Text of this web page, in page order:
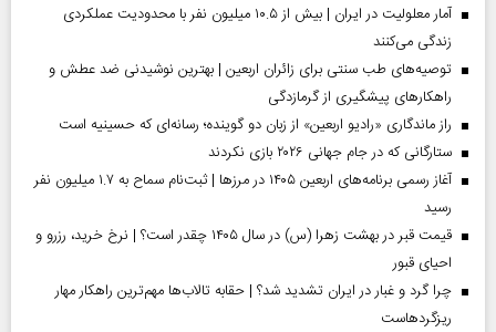
آمار معلولیت در ایران | بیش از ۱۰.۵ میلیون نفر با محدودیت عملکردی
زندگی می‌کنند
توصیه‌های طب سنتی برای زائران اربعین | بهترین نوشیدنی ضد عطش و
راهکارهای پیشگیری از گرمازدگی
راز ماندگاری «رادیو اربعین» از زبان دو گوینده؛ رسانه‌ای که حسینیه است
ستارگانی که در جام جهانی ۲۰۲۶ بازی نکردند
آغاز رسمی برنامه‌های اربعین ۱۴۰۵ در مرز‌ها | ثبت‌نام سماح به ۱.۷ میلیون نفر
رسید
قیمت قبر در بهشت زهرا (س) در سال ۱۴۰۵ چقدر است؟ | نرخ خرید، رزرو و
احیای قبور
چرا گرد و غبار در ایران تشدید شد؟ | حقابه تالاب‌ها مهم‌ترین راهکار مهار
ریزگردهاست